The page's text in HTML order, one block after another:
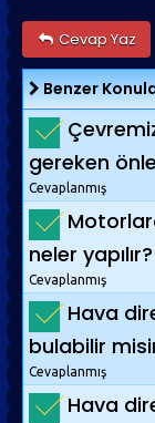
Cevap Yaz
Benzer
gereken
Cevaplanmış
neler yapılır?
Cevaplanmış
Hava
bulabilir
Cevaplanmış
Hava